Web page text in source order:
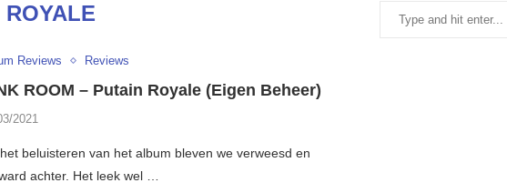
ROYALE
Reviews Reviews
ROOM – Putain Royale (Eigen Beheer)
2021
beluisteren van het album bleven we verweesd en
achter. Het leek wel …